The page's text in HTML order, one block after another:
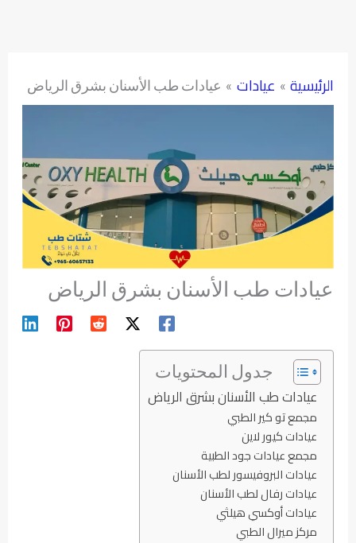
الرئيسية عيادات عيادات طب الأسنان بشرق الرياض
عيادات طب الأسنان بشرق الرياض
جدول المحتويات
عيادات طب الأسنان بشرق الرياض
مجمع تو كير الطبي
عيادات كيور لاين
مجمع عيادات جود الطبية
عيادات البروفيسور لطب الأسنان
عيادات رفال لطب الأسنان
عيادات أوكسي هيلثي
مركز ميرال الطبي